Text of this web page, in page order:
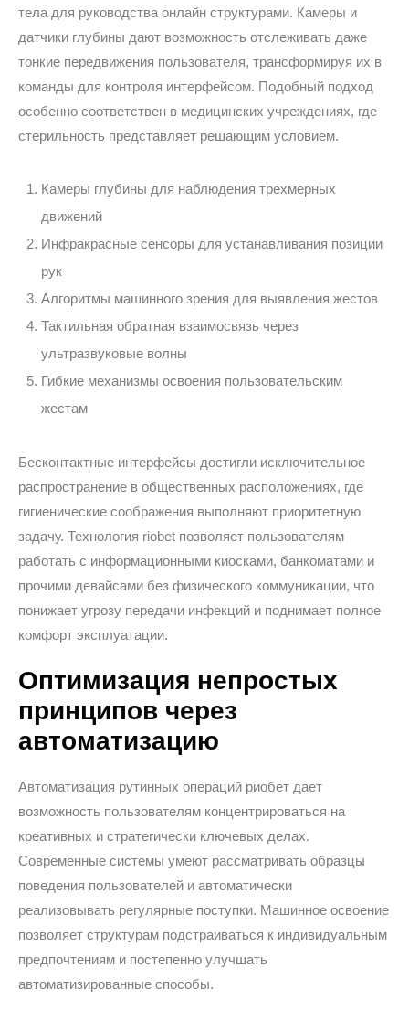
тела для руководства онлайн структурами. Камеры и
датчики глубины дают возможность отслеживать даже
тонкие передвижения пользователя, трансформируя их в
команды для контроля интерфейсом. Подобный подход
особенно соответствен в медицинских учреждениях, где
стерильность представляет решающим условием.
Камеры глубины для наблюдения трехмерных
движений
Инфракрасные сенсоры для устанавливания позиции
рук
Алгоритмы машинного зрения для выявления жестов
Тактильная обратная взаимосвязь через
ультразвуковые волны
Гибкие механизмы освоения пользовательским
жестам
Бесконтактные интерфейсы достигли исключительное
распространение в общественных расположениях, где
гигиенические соображения выполняют приоритетную
задачу. Технология riobet позволяет пользователям
работать с информационными киосками, банкоматами и
прочими девайсами без физического коммуникации, что
понижает угрозу передачи инфекций и поднимает полное
комфорт эксплуатации.
Оптимизация непростых
принципов через
автоматизацию
Автоматизация рутинных операций риобет дает
возможность пользователям концентрироваться на
креативных и стратегически ключевых делах.
Современные системы умеют рассматривать образцы
поведения пользователей и автоматически
реализовывать регулярные поступки. Машинное освоение
позволяет структурам подстраиваться к индивидуальным
предпочтениям и постепенно улучшать
автоматизированные способы.